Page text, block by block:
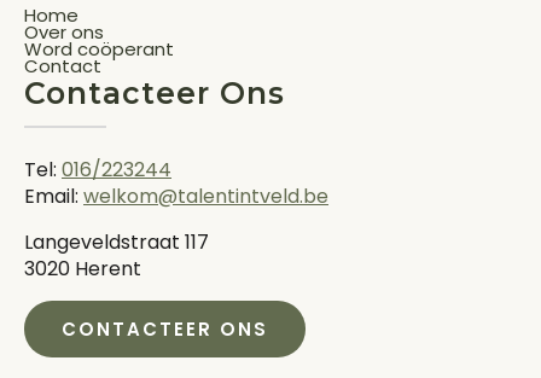
Home
Over ons
Word coöperant
Contact
Contacteer Ons
Tel: 016/223244
Email: welkom@talentintveld.be
Langeveldstraat 117
3020 Herent
CONTACTEER ONS